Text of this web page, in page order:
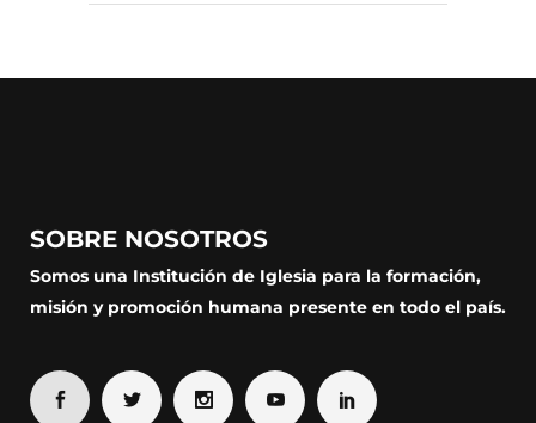
SOBRE NOSOTROS
Somos una Institución de Iglesia para la formación,
misión y promoción humana presente en todo el país.